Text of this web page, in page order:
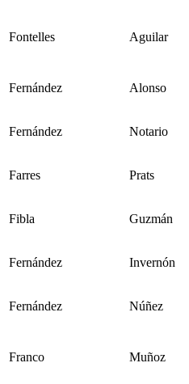
Fontelles Aguilar
Fernández Alonso
Fernández Notario
Farres Prats
Fibla Guzmán
Fernández Invernón
Fernández Núñez
Franco Muñoz